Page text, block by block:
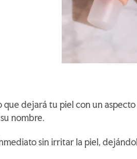
que dejará tu piel con un
nombre.
sin irritar la piel,